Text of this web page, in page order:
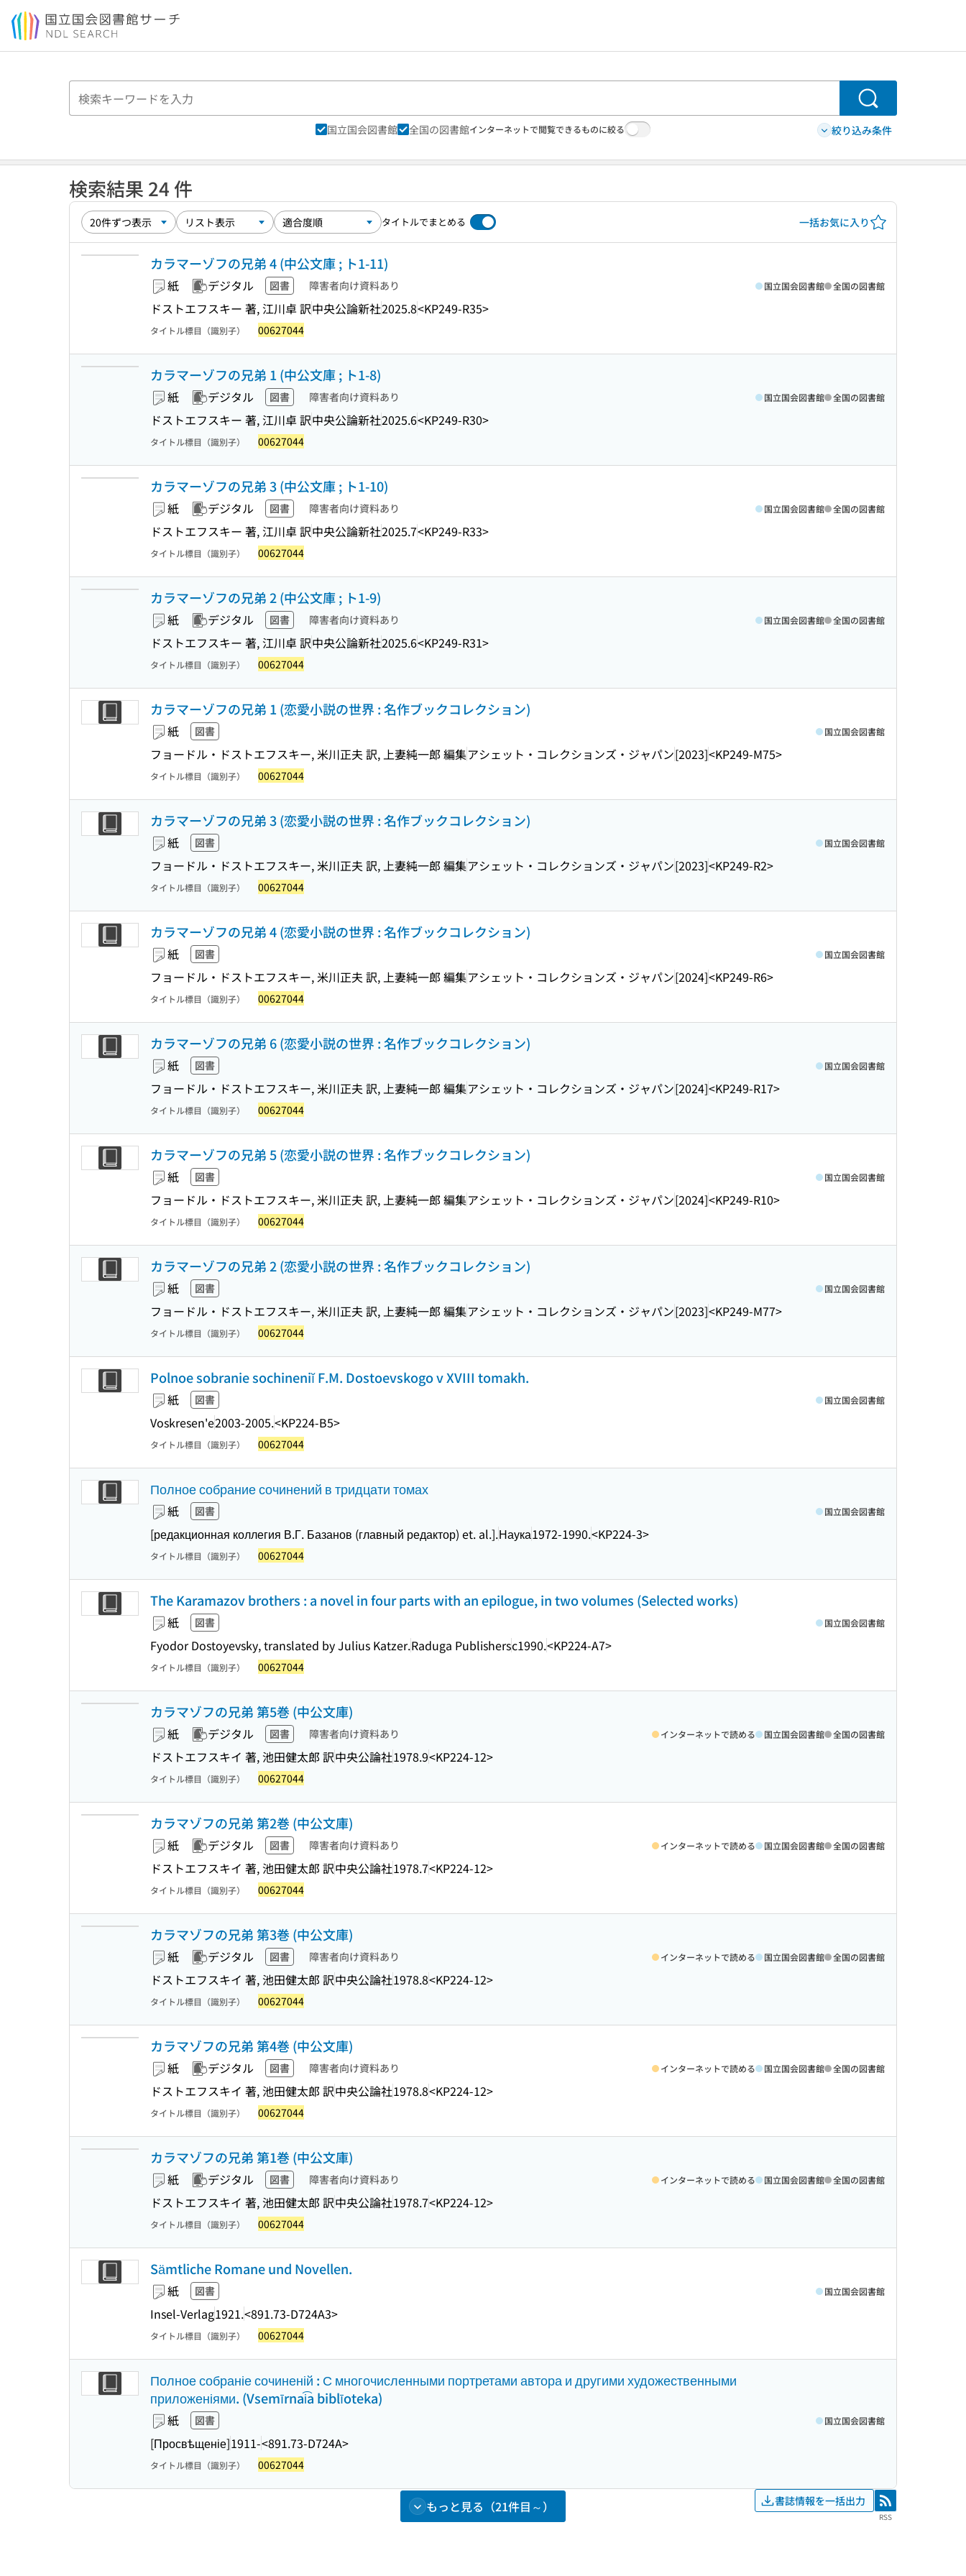
本文へ移動
検索
国立国会図書館 全国の図書館インターネットで閲覧できるものに絞る 絞り込み条件
検索結果 24 件
タイトルでまとめる 一括お気に入り
カラマーゾフの兄弟 4 (中公文庫 ; ト1-11)
紙 デジタル 図書 障害者向け資料あり
ドストエフスキー 著, 江川卓 訳中央公論新社2025.8<KP249-R35>
国立国会図書館 全国の図書館
タイトル標目（識別子） 00627044
カラマーゾフの兄弟 1 (中公文庫 ; ト1-8)
紙 デジタル 図書 障害者向け資料あり
ドストエフスキー 著, 江川卓 訳中央公論新社2025.6<KP249-R30>
国立国会図書館 全国の図書館
タイトル標目（識別子） 00627044
カラマーゾフの兄弟 3 (中公文庫 ; ト1-10)
紙 デジタル 図書 障害者向け資料あり
ドストエフスキー 著, 江川卓 訳中央公論新社2025.7<KP249-R33>
国立国会図書館 全国の図書館
タイトル標目（識別子） 00627044
カラマーゾフの兄弟 2 (中公文庫 ; ト1-9)
紙 デジタル 図書 障害者向け資料あり
ドストエフスキー 著, 江川卓 訳中央公論新社2025.6<KP249-R31>
国立国会図書館 全国の図書館
タイトル標目（識別子） 00627044
カラマーゾフの兄弟 1 (恋愛小説の世界 : 名作ブックコレクション)
紙 図書
フョードル・ドストエフスキー, 米川正夫 訳, 上妻純一郎 編集アシェット・コレクションズ・ジャパン[2023]<KP249-M75>
国立国会図書館
タイトル標目（識別子） 00627044
カラマーゾフの兄弟 3 (恋愛小説の世界 : 名作ブックコレクション)
紙 図書
フョードル・ドストエフスキー, 米川正夫 訳, 上妻純一郎 編集アシェット・コレクションズ・ジャパン[2023]<KP249-R2>
国立国会図書館
タイトル標目（識別子） 00627044
カラマーゾフの兄弟 4 (恋愛小説の世界 : 名作ブックコレクション)
紙 図書
フョードル・ドストエフスキー, 米川正夫 訳, 上妻純一郎 編集アシェット・コレクションズ・ジャパン[2024]<KP249-R6>
国立国会図書館
タイトル標目（識別子） 00627044
カラマーゾフの兄弟 6 (恋愛小説の世界 : 名作ブックコレクション)
紙 図書
フョードル・ドストエフスキー, 米川正夫 訳, 上妻純一郎 編集アシェット・コレクションズ・ジャパン[2024]<KP249-R17>
国立国会図書館
タイトル標目（識別子） 00627044
カラマーゾフの兄弟 5 (恋愛小説の世界 : 名作ブックコレクション)
紙 図書
フョードル・ドストエフスキー, 米川正夫 訳, 上妻純一郎 編集アシェット・コレクションズ・ジャパン[2024]<KP249-R10>
国立国会図書館
タイトル標目（識別子） 00627044
カラマーゾフの兄弟 2 (恋愛小説の世界 : 名作ブックコレクション)
紙 図書
フョードル・ドストエフスキー, 米川正夫 訳, 上妻純一郎 編集アシェット・コレクションズ・ジャパン[2023]<KP249-M77>
国立国会図書館
タイトル標目（識別子） 00627044
Polnoe sobranie sochineniĭ F.M. Dostoevskogo v XVIII tomakh.
紙 図書
Voskresen'e2003-2005.<KP224-B5>
国立国会図書館
タイトル標目（識別子） 00627044
Полное собрание сочинений в тридцати томах
紙 図書
[редакционная коллегия В.Г. Базанов (главный редактор) et. al.].Наука1972-1990.<KP224-3>
国立国会図書館
タイトル標目（識別子） 00627044
The Karamazov brothers : a novel in four parts with an epilogue, in two volumes (Selected works)
紙 図書
Fyodor Dostoyevsky, translated by Julius Katzer.Raduga Publishersc1990.<KP224-A7>
国立国会図書館
タイトル標目（識別子） 00627044
カラマゾフの兄弟 第5巻 (中公文庫)
紙 デジタル 図書 障害者向け資料あり
ドストエフスキイ 著, 池田健太郎 訳中央公論社1978.9<KP224-12>
インターネットで読める 国立国会図書館 全国の図書館
タイトル標目（識別子） 00627044
カラマゾフの兄弟 第2巻 (中公文庫)
紙 デジタル 図書 障害者向け資料あり
ドストエフスキイ 著, 池田健太郎 訳中央公論社1978.7<KP224-12>
インターネットで読める 国立国会図書館 全国の図書館
タイトル標目（識別子） 00627044
カラマゾフの兄弟 第3巻 (中公文庫)
紙 デジタル 図書 障害者向け資料あり
ドストエフスキイ 著, 池田健太郎 訳中央公論社1978.8<KP224-12>
インターネットで読める 国立国会図書館 全国の図書館
タイトル標目（識別子） 00627044
カラマゾフの兄弟 第4巻 (中公文庫)
紙 デジタル 図書 障害者向け資料あり
ドストエフスキイ 著, 池田健太郎 訳中央公論社1978.8<KP224-12>
インターネットで読める 国立国会図書館 全国の図書館
タイトル標目（識別子） 00627044
カラマゾフの兄弟 第1巻 (中公文庫)
紙 デジタル 図書 障害者向け資料あり
ドストエフスキイ 著, 池田健太郎 訳中央公論社1978.7<KP224-12>
インターネットで読める 国立国会図書館 全国の図書館
タイトル標目（識別子） 00627044
Sämtliche Romane und Novellen.
紙 図書
Insel-Verlag1921.<891.73-D724A3>
国立国会図書館
タイトル標目（識別子） 00627044
Полное собраніе сочиненій : С многочисленными портретами автора и другими художественными
приложеніями. (Vsemīrnai͡a biblīoteka)
紙 図書
[Просвѣщеніе]1911-<891.73-D724A>
国立国会図書館
タイトル標目（識別子） 00627044
もっと見る（21件目～） 書誌情報を一括出力 RSS
RSS